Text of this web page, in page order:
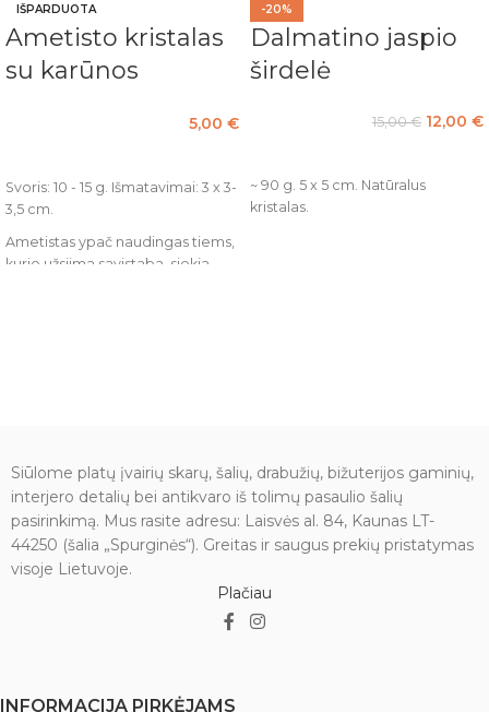
IŠPARDUOTA
Ametisto kristalas
su karūnos
5,00 €
Svoris: 10 - 15 g. Išmatavimai: 3 x 3-
3,5 cm.
Ametistas ypač naudingas tiems,
kurie užsiima savistaba, siekia
-20%
Dalmatino jaspio
širdelė
15,00€ 12,00 €
~ 90 g. 5 x 5 cm. Natūralus
kristalas.
Siūlome platų įvairių skarų, šalių, drabužių, bižuterijos gaminių,
interjero detalių bei antikvaro iš tolimų pasaulio šalių
pasirinkimą. Mus rasite adresu: Laisvės al. 84, Kaunas LT-
44250 (šalia „Spurginės“). Greitas ir saugus prekių pristatymas
visoje Lietuvoje.
Plačiau
INFORMACIJA PIRKĖJAMS